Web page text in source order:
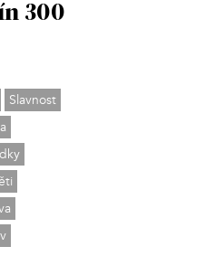
300
Slavnost